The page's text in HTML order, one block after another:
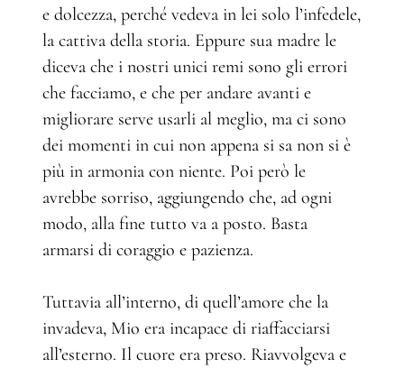
e dolcezza, perché vedeva in lei solo l’infedele,
la cattiva della storia. Eppure sua madre le
diceva che i nostri unici remi sono gli errori
che facciamo, e che per andare avanti e
migliorare serve usarli al meglio, ma ci sono
dei momenti in cui non appena si sa non si è
più in armonia con niente. Poi però le
avrebbe sorriso, aggiungendo che, ad ogni
modo, alla fine tutto va a posto. Basta
armarsi di coraggio e pazienza.
Tuttavia all’interno, di quell’amore che la
invadeva, Mio era incapace di riaffacciarsi
all’esterno. Il cuore era preso. Riavvolgeva e